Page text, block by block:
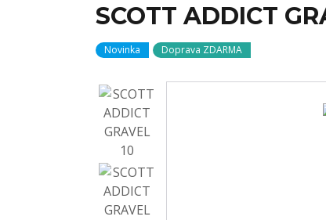
SCOTT ADDICT
Novinka Doprava ZDARMA